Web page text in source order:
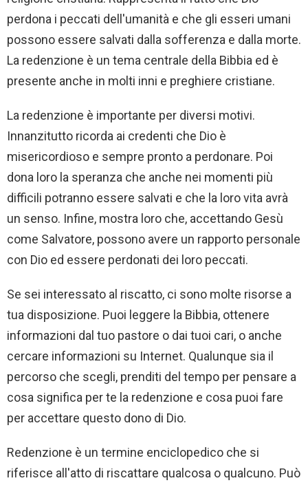
perdona i peccati dell'umanità e che gli esseri umani
possono essere salvati dalla sofferenza e dalla morte.
La redenzione è un tema centrale della Bibbia ed è
presente anche in molti inni e preghiere cristiane.
La redenzione è importante per diversi motivi.
Innanzitutto ricorda ai credenti che Dio è
misericordioso e sempre pronto a perdonare. Poi
dona loro la speranza che anche nei momenti più
difficili potranno essere salvati e che la loro vita avrà
un senso. Infine, mostra loro che, accettando Gesù
come Salvatore, possono avere un rapporto personale
con Dio ed essere perdonati dei loro peccati.
Se sei interessato al riscatto, ci sono molte risorse a
tua disposizione. Puoi leggere la Bibbia, ottenere
informazioni dal tuo pastore o dai tuoi cari, o anche
cercare informazioni su Internet. Qualunque sia il
percorso che scegli, prenditi del tempo per pensare a
cosa significa per te la redenzione e cosa puoi fare
per accettare questo dono di Dio.
Redenzione è un termine enciclopedico che si
riferisce all'atto di riscattare qualcosa o qualcuno. Può